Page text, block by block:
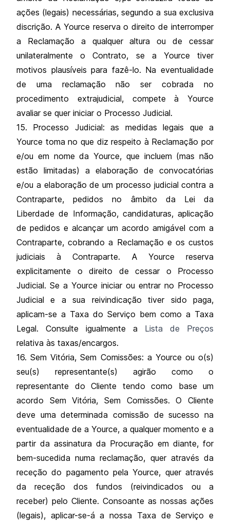
ações (legais) necessárias, segundo a sua exclusiva
discrição. A Yource reserva o direito de interromper
a Reclamação a qualquer altura ou de cessar
unilateralmente o Contrato, se a Yource tiver
motivos plausíveis para fazê-lo. Na eventualidade
de uma reclamação não ser cobrada no
procedimento extrajudicial, compete à Yource
avaliar se quer iniciar o Processo Judicial.
15. Processo Judicial: as medidas legais que a
Yource toma no que diz respeito à Reclamação por
e/ou em nome da Yource, que incluem (mas não
estão limitadas) a elaboração de convocatórias
e/ou a elaboração de um processo judicial contra a
Contraparte, pedidos no âmbito da Lei da
Liberdade de Informação, candidaturas, aplicação
de pedidos e alcançar um acordo amigável com a
Contraparte, cobrando a Reclamação e os custos
judiciais à Contraparte. A Yource reserva
explicitamente o direito de cessar o Processo
Judicial. Se a Yource iniciar ou entrar no Processo
Judicial e a sua reivindicação tiver sido paga,
aplicam-se a Taxa do Serviço bem como a Taxa
Legal. Consulte igualmente a Lista de Preços
relativa às taxas/encargos.
16. Sem Vitória, Sem Comissões: a Yource ou o(s)
seu(s) representante(s) agirão como o
representante do Cliente tendo como base um
acordo Sem Vitória, Sem Comissões. O Cliente
deve uma determinada comissão de sucesso na
eventualidade de a Yource, a qualquer momento e a
partir da assinatura da Procuração em diante, for
bem-sucedida numa reclamação, quer através da
receção do pagamento pela Yource, quer através
da receção dos fundos (reivindicados ou a
receber) pelo Cliente. Consoante as nossas ações
(legais), aplicar-se-á a nossa Taxa de Serviço e